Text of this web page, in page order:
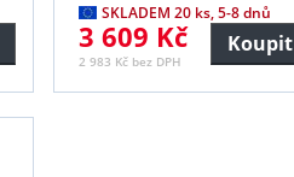
SKLADEM 20 ks, 5-8 dnů
3 609 Kč
2 983 Kč bez DPH
Koupit